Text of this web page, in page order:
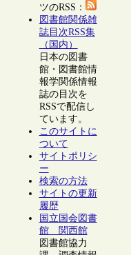
ツのRSS：
図書館関係雑
誌目次RSS集
（国内）
日本の図書
館・図書館情
報学関係情報
誌の目次を
RSSで配信し
ています。
このサイトに
ついて
サイトポリシ
ー
検索の方法
サイトの更新
履歴
国立国会図書
館 関西館
図書館協力